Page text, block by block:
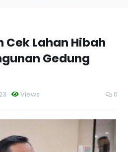
Cek Lahan Hibah
Gedung
Views 0